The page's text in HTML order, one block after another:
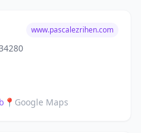
www.pascalezrihen.com
📍 Google Maps